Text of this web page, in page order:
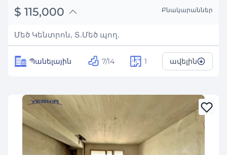
$ 115,000
֏ 44,850,000
₽ 10,406,032
Բնակարաններ
Մեծ Կենտրոն, Տ.Մեծ պող.
Պանելային 7/14 1 ավելին